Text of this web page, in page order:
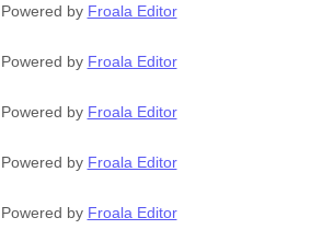
Powered by Froala Editor
Powered by Froala Editor
Powered by Froala Editor
Powered by Froala Editor
Powered by Froala Editor